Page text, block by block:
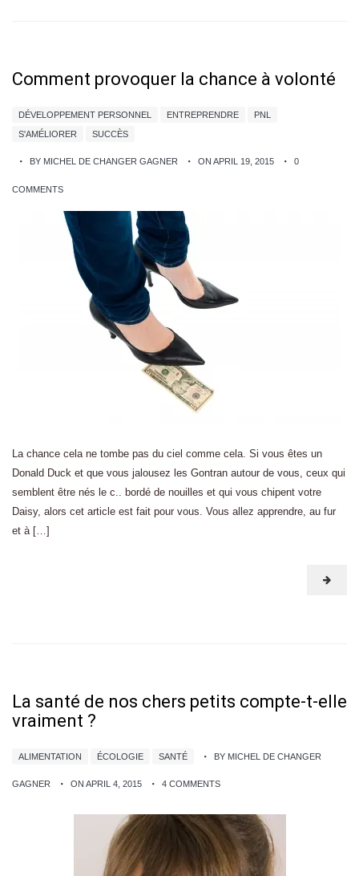
Comment provoquer la chance à volonté
DÉVELOPPEMENT PERSONNEL ENTREPRENDRE
PNL
S'AMÉLIORER
SUCCÈS
BY MICHEL DE CHANGER GAGNER ON APRIL 19, 2015 0
COMMENTS
La chance cela ne tombe pas du ciel comme cela. Si vous êtes un
Donald Duck et que vous jalousez les Gontran autour de vous, ceux qui
semblent être nés le c.. bordé de nouilles et qui vous chipent votre
Daisy, alors cet article est fait pour vous. Vous allez apprendre, au fur
et à […]
La santé de nos chers petits compte-t-elle
vraiment ?
ALIMENTATION ÉCOLOGIE SANTÉ BY MICHEL DE CHANGER
GAGNER ON APRIL 4, 2015 4 COMMENTS